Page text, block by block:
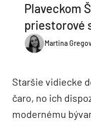
Plaveckom
priestorové
Martina
Staršie vidiecke
čaro, no ich
modernému